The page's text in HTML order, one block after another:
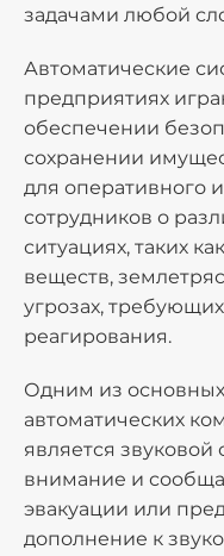
задачами
Автоматические
предприятиях
обеспечении
сохранении
для оперативного
сотрудников о
ситуациях, таких
веществ,
угрозах,
реагирования.
Одним из
автоматических
является звуковой
внимание и
эвакуации или
дополнение к